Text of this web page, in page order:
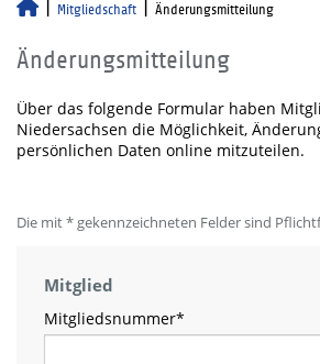
Mitgliedschaft Änderungsmitteilung
Änderungsmitteilung
Über das folgende Formular haben
Niedersachsen die Möglichkeit,
persönlichen Daten online mitzuteilen.
Die mit * gekennzeichneten Felder sind
Mitglied
Mitgliedsnummer*